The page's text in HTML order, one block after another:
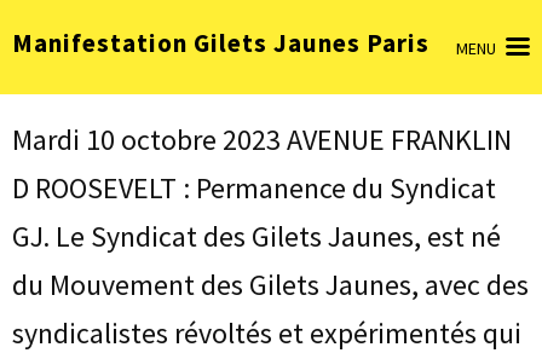
au
(Pressez
Entrée)
Manifestation Gilets Jaunes Paris MENU
Mardi 10 octobre 2023 AVENUE FRANKLIN
D ROOSEVELT : Permanence du Syndicat
GJ. Le Syndicat des Gilets Jaunes, est né
du Mouvement des Gilets Jaunes, avec des
syndicalistes révoltés et expérimentés qui